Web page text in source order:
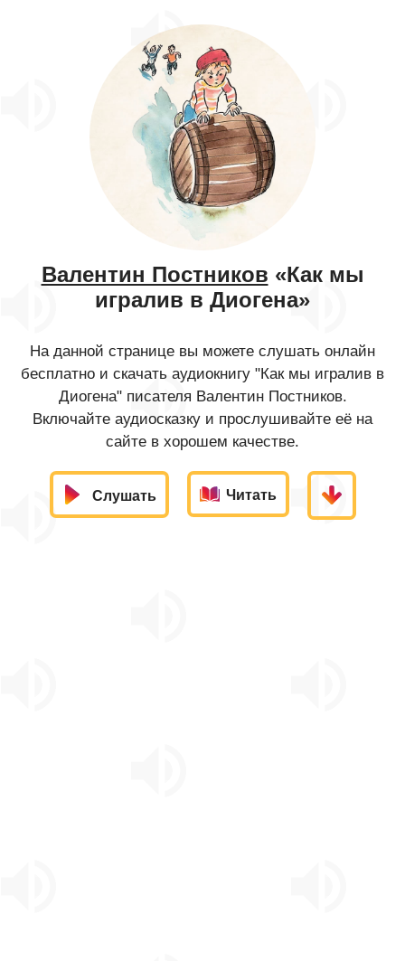
Валентин Постников «Как мы
игралив в Диогена»
На данной странице вы можете слушать онлайн
бесплатно и скачать аудиокнигу "Как мы игралив в
Диогена" писателя Валентин Постников.
Включайте аудиосказку и прослушивайте её на
сайте в хорошем качестве.
Слушать Читать